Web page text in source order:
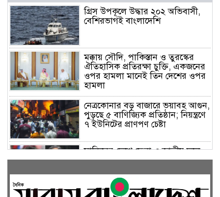
গ্রিস উপকূলে উদ্ধার ২০২ অভিবাসী,
বেশিরভাগই বাংলাদেশি
মক্কায় সৌদি, পাকিস্তান ও তুরস্কের
ঐতিহাসিক প্রতিরক্ষা চুক্তি, একজনের
ওপর হামলা মানেই তিন দেশের ওপর
হামলা
নেত্রকোনার বড় বাজারে ভয়াবহ আগুন,
পুড়ছে ৫ বাণিজ্যিক প্রতিষ্ঠান; নিয়ন্ত্রণে
৭ ইউনিটের প্রাণপণ চেষ্টা
সাকিবের দেশে ফেরা ও জাতীয় দলে
ফেরার সম্ভাবনা নেই, ইঙ্গিত ক্রীড়া